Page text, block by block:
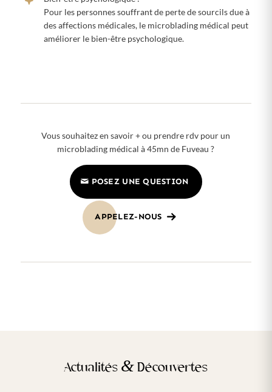
Pour les personnes souffrant de perte de sourcils due à
des affections médicales, le microblading médical peut
améliorer le bien-être psychologique.
Vous souhaitez en savoir + ou prendre rdv pour un
microblading médical à 45mn de Fuveau ?
POSEZ UNE QUESTION
APPELEZ-NOUS
Actualités & Découvertes